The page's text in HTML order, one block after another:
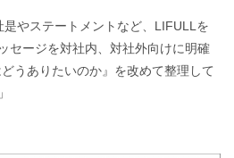
是やステートメントなど、LIFULLを
セージを対社内、対社外向けに明確
うありたいのか』を改めて整理して